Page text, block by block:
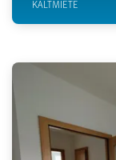
KALTMIETE